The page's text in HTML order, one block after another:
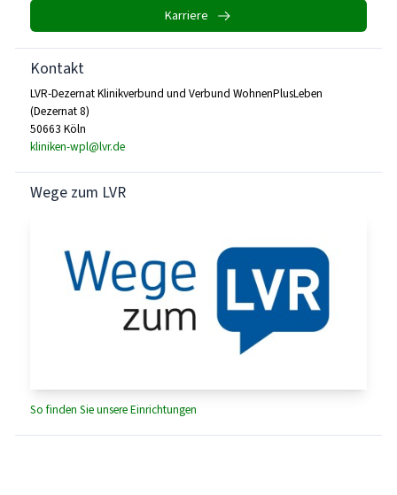
Karriere
Kontakt
LVR-Dezernat Klinikverbund und Verbund WohnenPlusLeben
(Dezernat 8)
50663 Köln
kliniken-wpl@lvr.de
Wege zum LVR
So finden Sie unsere Einrichtungen